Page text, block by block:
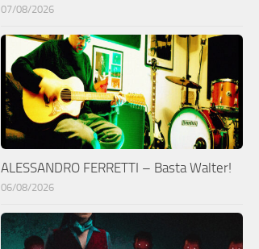
07/08/2026
ALESSANDRO FERRETTI – Basta Walter!
06/08/2026